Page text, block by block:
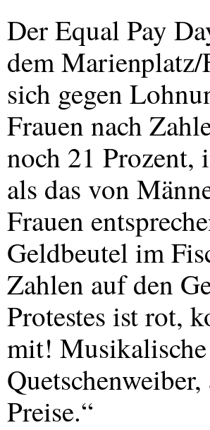
Der Equal Pay
dem
sich gegen
Frauen nach
noch 21 Prozent,
als das von
Frauen
Geldbeutel im
Zahlen auf den
Protestes ist rot,
mit!
Preise.“